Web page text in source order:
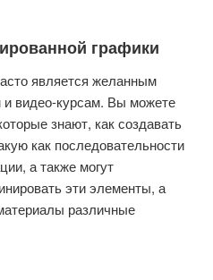
графики
является желанным
и видео-курсам. Вы можете
знают, как создавать
​​как последовательности
а также могут
эти элементы, а
различные